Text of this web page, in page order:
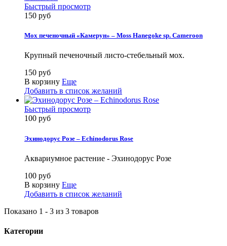
Быстрый просмотр
150 руб
Мох печеночный «Камерун» – Moss Hanegoke sp. Cameroon
Крупный печеночный листо-стебельный мох.
150 руб
В корзину Еще
Добавить в список желаний
Быстрый просмотр
100 руб
Эхинодорус Розе – Echinodorus Rose
Аквариумное растение - Эхинодорус Розе
100 руб
В корзину Еще
Добавить в список желаний
Показано 1 - 3 из 3 товаров
Категории